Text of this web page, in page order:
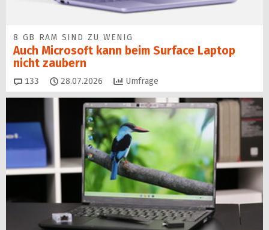
8 GB RAM SIND ZU WENIG
Auch Microsoft kann beim Surface Laptop
nicht zaubern
133 Kommentare
28.07.2026 Umfrage